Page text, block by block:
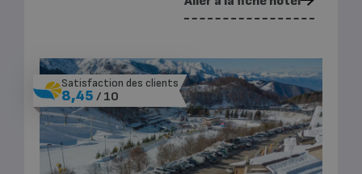
Satisfaction des clients
8,45 / 10